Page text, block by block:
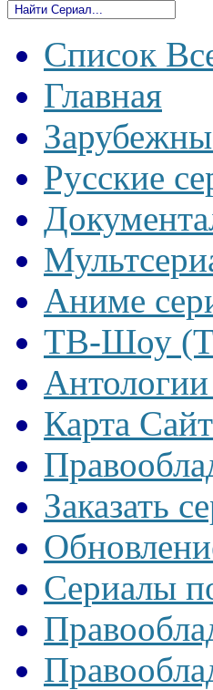
Список
Главная
Русские
Аниме
ТВ-Шоу
Карта
Заказать
Сериалы